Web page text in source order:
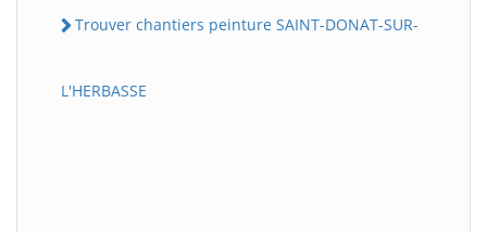
Trouver chantiers peinture SAINT-DONAT-SUR-
L'HERBASSE